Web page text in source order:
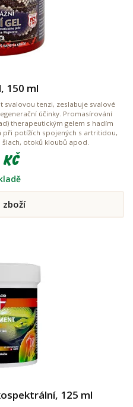
150 ml
tenzi, zeslabuje svalové
účinky. Promasírování
therapeutickým gelem s hadím
potížích spojených s artritidou,
otoků kloubů apod.
zboží
125 ml